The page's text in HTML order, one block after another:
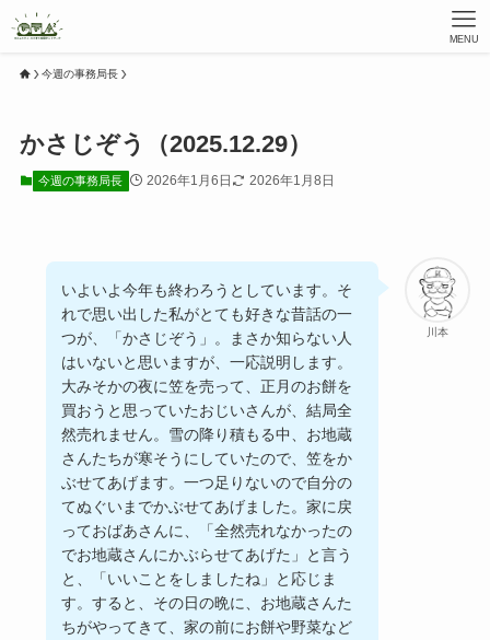
MENU
今週の事務局長
かさじぞう（2025.12.29）
今週の事務局長 2026年1月6日 2026年1月8日
川本
いよいよ今年も終わろうとしています。そ
れで思い出した私がとても好きな昔話の一
つが、「かさじぞう」。まさか知らない人
はいないと思いますが、一応説明します。
大みそかの夜に笠を売って、正月のお餅を
買おうと思っていたおじいさんが、結局全
然売れません。雪の降り積もる中、お地蔵
さんたちが寒そうにしていたので、笠をか
ぶせてあげます。一つ足りないので自分の
てぬぐいまでかぶせてあげました。家に戻
っておばあさんに、「全然売れなかったの
でお地蔵さんにかぶらせてあげた」と言う
と、「いいことをしましたね」と応じま
す。すると、その日の晩に、お地蔵さんた
ちがやってきて、家の前にお餅や野菜など